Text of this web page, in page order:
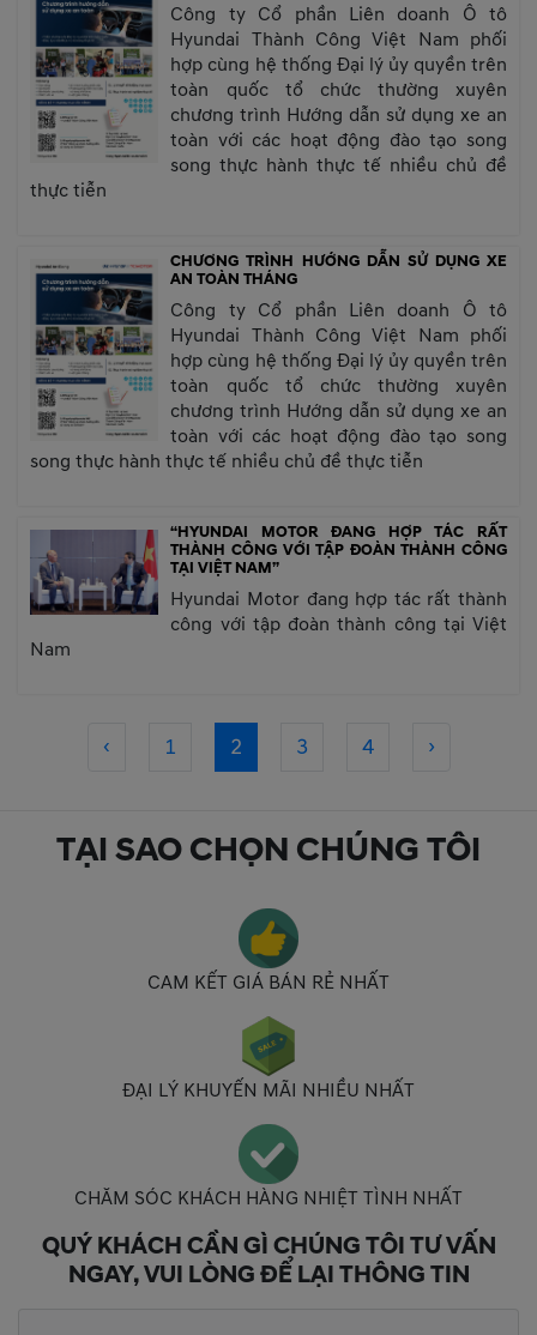
Công ty Cổ phần Liên doanh Ô tô
Hyundai Thành Công Việt Nam phối
hợp cùng hệ thống Đại lý ủy quyền trên
toàn quốc tổ chức thường xuyên
chương trình Hướng dẫn sử dụng xe an
toàn với các hoạt động đào tạo song
song thực hành thực tế nhiều chủ đề
thực tiễn
CHƯƠNG TRÌNH HƯỚNG DẪN SỬ DỤNG XE
AN TOÀN THÁNG
Công ty Cổ phần Liên doanh Ô tô
Hyundai Thành Công Việt Nam phối
hợp cùng hệ thống Đại lý ủy quyền trên
toàn quốc tổ chức thường xuyên
chương trình Hướng dẫn sử dụng xe an
toàn với các hoạt động đào tạo song
song thực hành thực tế nhiều chủ đề thực tiễn
“HYUNDAI MOTOR ĐANG HỢP TÁC RẤT
THÀNH CÔNG VỚI TẬP ĐOÀN THÀNH CÔNG
TẠI VIỆT NAM”
Hyundai Motor đang hợp tác rất thành
công với tập đoàn thành công tại Việt
Nam
‹ 1 2 3 4 ›
TẠI SAO CHỌN CHÚNG TÔI
CAM KẾT GIÁ BÁN RẺ NHẤT
ĐẠI LÝ KHUYẾN MÃI NHIỀU NHẤT
CHĂM SÓC KHÁCH HÀNG NHIỆT TÌNH NHẤT
QUÝ KHÁCH CẦN GÌ CHÚNG TÔI TƯ VẤN
NGAY, VUI LÒNG ĐỂ LẠI THÔNG TIN